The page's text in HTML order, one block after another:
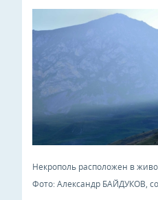
Некрополь расположен в
Фото: Александр БАЙДУКОВ,